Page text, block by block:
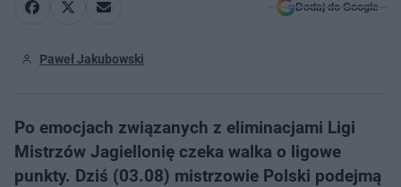
Dodaj do Google
Paweł Jakubowski
Po emocjach związanych z eliminacjami Ligi
Mistrzów Jagiellonię czeka walka o ligowe
punkty. Dziś (03.08) mistrzowie Polski podejmą